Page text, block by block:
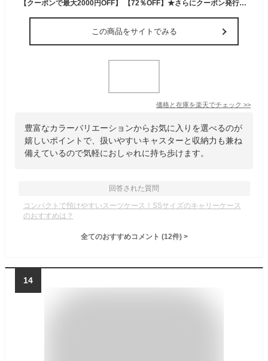
【クーポンで最大2000円OFF】 【72％OFF】★さらにクーポン発行中 スーツケース キャリーバッグ SSサイズ RIKOPIN公式 機内持ち込み 軽量 かわいい シンプル 送料無料 キャスター付き 出張 1泊 2泊 ダイヤルロック おしゃれ 修学旅行 子供用 キャリーケース lcc ハード 安
この商品をサイトでみる
価格と在庫を楽天でチェック >>
豊富なカラーバリエーションからお気に入りを選べるのが
嬉しいポイントで、扱いやすいキャスターと収納力も兼ね
備えているので気軽におしゃれに持ち歩けます。
回答された質問
コンパクトで預けやすいスーツケース！SSサイズのキャリーケース
のおすすめは？
全てのおすすめコメント (12件) >
14